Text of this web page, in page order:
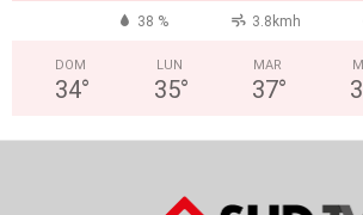
38 % 3.8kmh
DOM
34°
LUN
35°
MAR
37°